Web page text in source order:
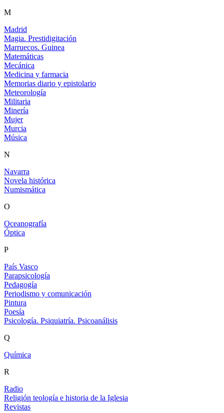
M
Madrid
Magia. Prestidigitación
Marruecos. Guinea
Matemáticas
Mecánica
Medicina y farmacia
Memorias diario y epistolario
Meteorología
Militaria
Minería
Mujer
Murcia
Música
N
Navarra
Novela histórica
Numismática
O
Oceanografía
Óptica
P
País Vasco
Parapsicología
Pedagogía
Periodismo y comunicación
Pintura
Poesía
Psicología. Psiquiatría. Psicoanálisis
Q
Química
R
Radio
Religión teología e historia de la Iglesia
Revistas